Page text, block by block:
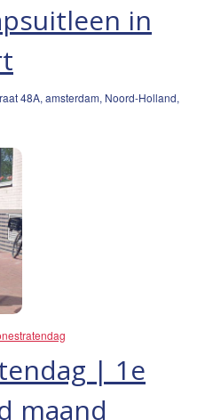
in
48A, amsterdam, Noord-Holland,
| 1e
maand